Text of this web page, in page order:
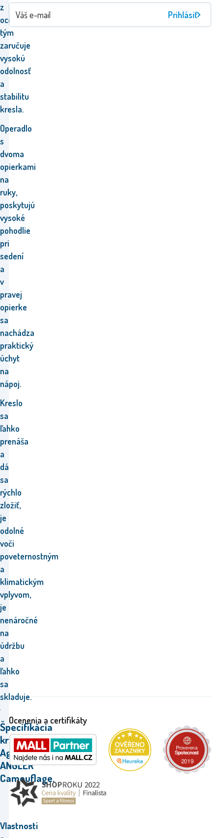
z
ocele,
tým
zaručuje
vysokú
odolnosť
a
stabilitu
kresla.
Operadlo
s
dvoma
opierkami
na
ruky,
poskytujú
vysoké
pohodlie
pri
sedení
a
v
pravej
opierke
sa
nachádza
praktický
úchyt
na
nápoj.
Kreslo
sa
ľahko
prenáša
a
dá
sa
rýchlo
zložiť,
je
odolné
voči
poveternostným
a
klimatickým
vplyvom,
je
nenáročné
na
údržbu
a
ľahko
sa
skladuje.
Špecifikácia
kresla
Aga
ANGLER
Camouflage.
Vlastnosti
Prihlásiť
Ocenenia a certifikáty